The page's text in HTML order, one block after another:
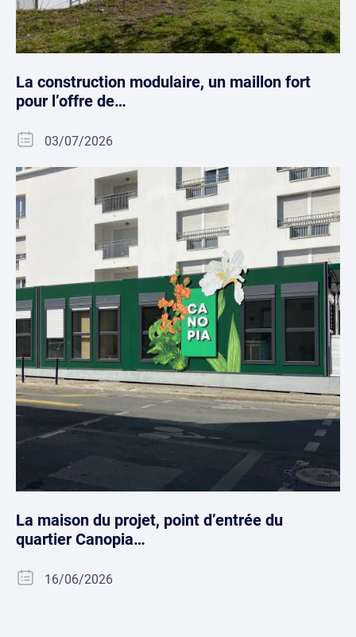
La construction modulaire, un maillon fort
pour l’offre de…
03/07/2026
La maison du projet, point d’entrée du
quartier Canopia…
16/06/2026